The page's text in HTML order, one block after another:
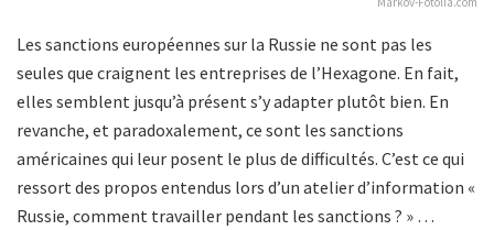
Les sanctions européennes sur la Russie ne sont pas les
seules que craignent les entreprises de l’Hexagone. En fait,
elles semblent jusqu’à présent s’y adapter plutôt bien. En
revanche, et paradoxalement, ce sont les sanctions
américaines qui leur posent le plus de difficultés. C’est ce qui
ressort des propos entendus lors d’un atelier d’information «
Russie, comment travailler pendant les sanctions ? » …